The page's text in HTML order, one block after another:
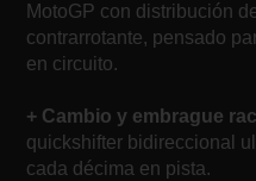
MotoGP con distribución
contrarrotante, pensado
en circuito.
+ Cambio y embrague
quickshifter bidireccional
cada décima en pista.